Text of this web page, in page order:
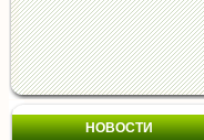
НОВОСТИ